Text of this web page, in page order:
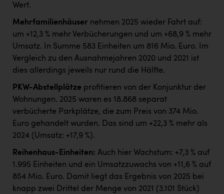
Wert.
Mehrfamilienhäuser nehmen 2025 wieder Fahrt auf:
um +12,3 % mehr Verbücherungen und um +68,9 % mehr
Umsatz. In Summe 583 Einheiten um 816 Mio. Euro. Im
Vergleich zu den Ausnahmejahren 2020 und 2021 ist
dies allerdings jeweils nur rund die Hälfte.
PKW-Abstellplätze profitieren von der Konjunktur der
Wohnungen. 2025 waren es 18.868 separat
verbücherte Parkplätze, die zum Preis von 374 Mio.
Euro gehandelt wurden. Das sind um +22,3 % mehr als
2024 (Umsatz: +17,9 %).
Reihenhaus-Einheiten: Auch hier Wachstum: +7,3 % auf
1.995 Einheiten und ein Umsatzzuwachs von +11,6 % auf
854 Mio. Euro. Damit liegt das Ergebnis von 2025 bei
knapp zwei Drittel der Menge von 2021 (3.101 Stück)